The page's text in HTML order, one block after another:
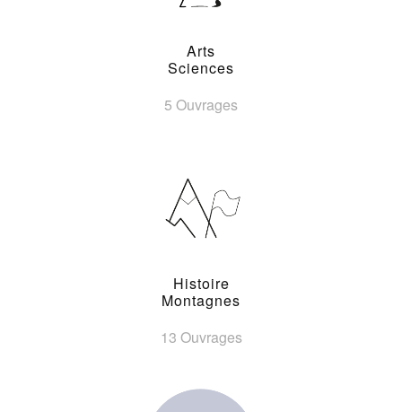
Arts
Sciences
5 Ouvrages
Histoire
Montagnes
13 Ouvrages